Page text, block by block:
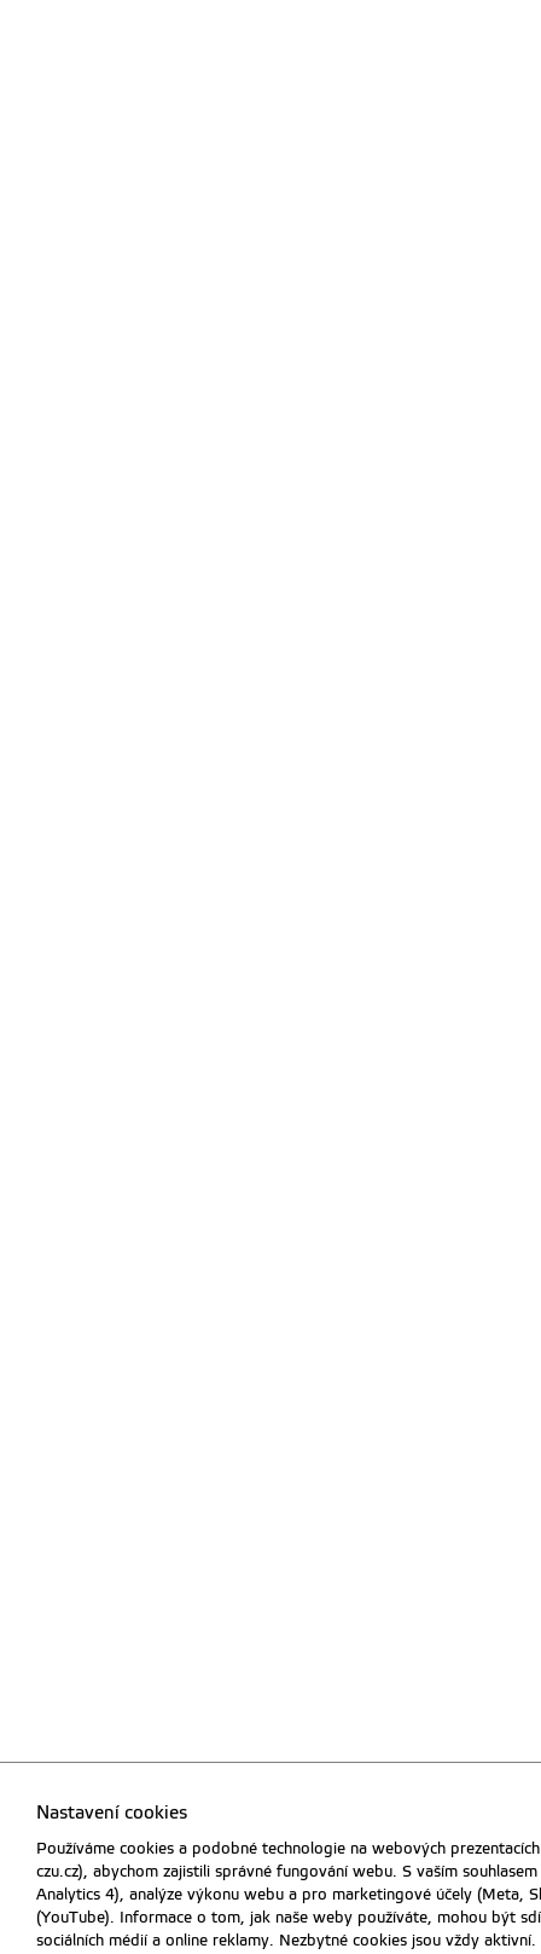
Nastavení cookies
Používáme cookies a podobné technologie na webových
czu.cz), abychom zajistili správné fungování webu. S vaším
Analytics 4), analýze výkonu webu a pro marketingové účely (Meta,
(YouTube). Informace o tom, jak naše weby používáte, mohou být
sociálních médií a online reklamy. Nezbytné cookies jsou vždy